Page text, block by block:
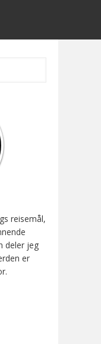
reisemål,
deler jeg
er